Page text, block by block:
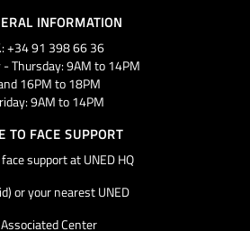
INFORMATION
+34 91 398 66 36
- Thursday: 9AM to 14PM
16PM to 18PM
9AM to 14PM
TO FACE SUPPORT
support at UNED HQ
or your nearest UNED
Associated Center